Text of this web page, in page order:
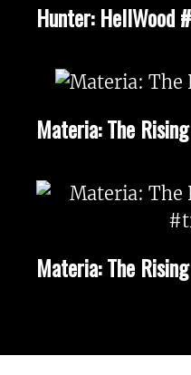
Hunter: HellWood
Materia: The
Materia: The